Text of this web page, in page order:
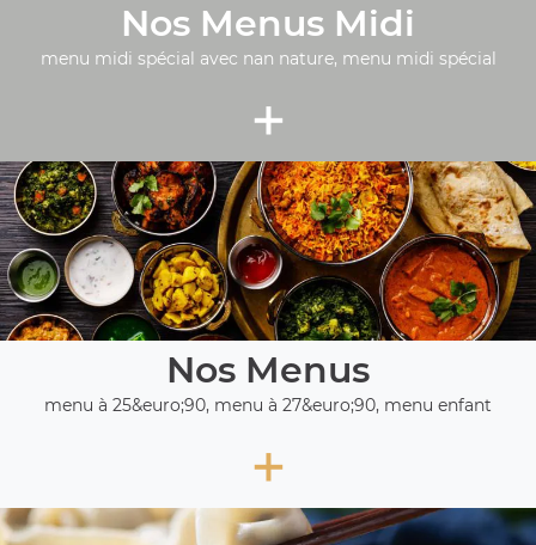
Nos Menus Midi
menu midi spécial avec nan nature, menu midi spécial
+
Nos Menus
menu à 25&euro;90, menu à 27&euro;90, menu enfant
+